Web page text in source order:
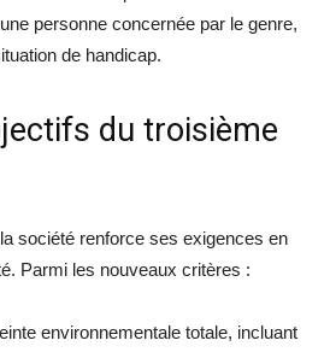
personne concernée par le genre,
de handicap.
du troisième
société renforce ses exigences en
Parmi les nouveaux critères :
environnementale totale, incluant